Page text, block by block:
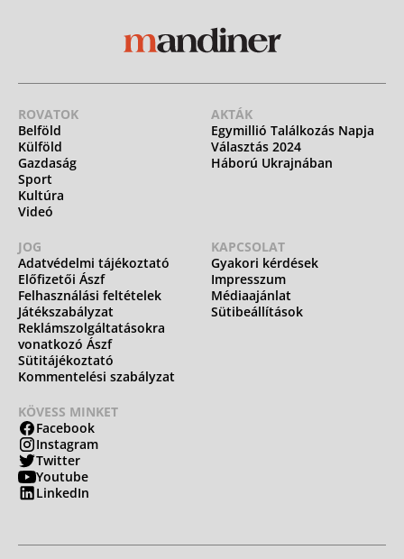
ROVATOK
Belföld
Külföld
Gazdaság
Sport
Kultúra
Videó
AKTÁK
Egymillió Találkozás Napja
Választás 2024
Háború Ukrajnában
JOG
Adatvédelmi tájékoztató
Előfizetői Ászf
Felhasználási feltételek
Játékszabályzat
Reklámszolgáltatásokra
vonatkozó Ászf
Sütitájékoztató
Kommentelési szabályzat
KAPCSOLAT
Gyakori kérdések
Impresszum
Médiaajánlat
Sütibeállítások
KÖVESS MINKET
Facebook
Instagram
Twitter
Youtube
LinkedIn